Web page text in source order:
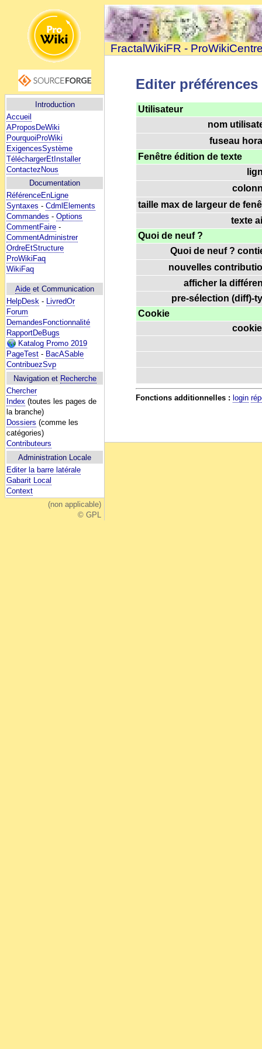
Introduction
Accueil
AProposDeWiki
PourquoiProWiki
ExigencesSystème
TéléchargerEtInstaller
ContactezNous
Documentation
RéférenceEnLigne
Syntaxes - CdmlElements
Commandes - Options
CommentFaire -
CommentAdministrer
OrdreEtStructure
ProWikiFaq
WikiFaq
Aide et Communication
HelpDesk - LivredOr
Forum
DemandesFonctionnalité
RapportDeBugs
Katalog Promo 2019
PageTest - BacASable
ContribuezSvp
Navigation et Recherche
Chercher
Index (toutes les pages de
la branche)
Dossiers (comme les
catégories)
Contributeurs
Administration Locale
Editer la barre latérale
Gabarit Local
Context
(non applicable)
© GPL
FractalWikiFR -
Editer préférences
Utilisateur
nom
fuseau
Fenêtre édition de texte
taille max de largeur de
texte
Quoi de neuf ?
Quoi de neuf ?
nouvelles
afficher la
pre-sélection (diff)-
Cookie
Fonctions additionnelles : login